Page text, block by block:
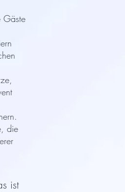
Gäste
die
ist